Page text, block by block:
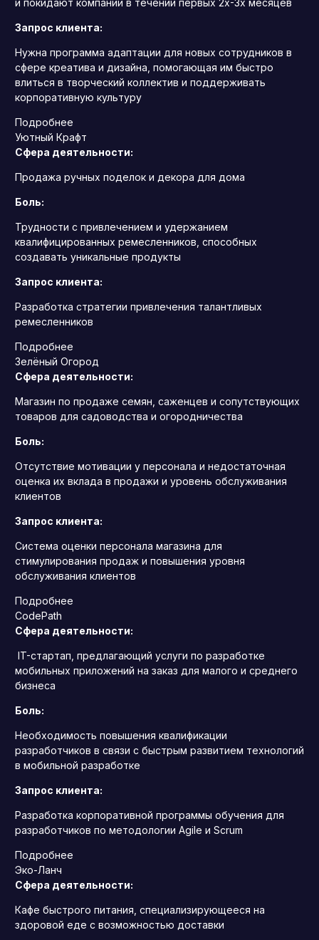
Запрос клиента:
Нужна программа адаптации для новых сотрудников в
сфере креатива и дизайна, помогающая им быстро
влиться в творческий коллектив и поддерживать
корпоративную культуру
Подробнее
Уютный Крафт
Сфера деятельности:
Продажа ручных поделок и декора для дома
Боль:
Трудности с привлечением и удержанием
квалифицированных ремесленников, способных
создавать уникальные продукты
Запрос клиента:
Разработка стратегии привлечения талантливых
ремесленников
Подробнее
Зелёный Огород
Сфера деятельности:
Магазин по продаже семян, саженцев и сопутствующих
товаров для садоводства и огородничества
Боль:
Отсутствие мотивации у персонала и недостаточная
оценка их вклада в продажи и уровень обслуживания
клиентов
Запрос клиента:
Система оценки персонала магазина для
стимулирования продаж и повышения уровня
обслуживания клиентов
Подробнее
CodePath
Сфера деятельности:
IT-стартап, предлагающий услуги по разработке
мобильных приложений на заказ для малого и среднего
бизнеса
Боль:
Необходимость повышения квалификации
разработчиков в связи с быстрым развитием технологий
в мобильной разработке
Запрос клиента:
Разработка корпоративной программы обучения для
разработчиков по методологии Agile и Scrum
Подробнее
Эко-Ланч
Сфера деятельности:
Кафе быстрого питания, специализирующееся на
здоровой еде с возможностью доставки